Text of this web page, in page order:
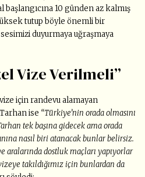
10 günden az kalmış
tutup böyle önemli bir
duyurmaya uğraşmaya
Vize Verilmeli”
için randevu alamayan
ise “Türkiye’nin orada olmasını
tek başına gidecek ama orada
nasıl biri atanacak bunlar belirsiz.
aralarında dostluk maçları yapıyorlar
takıldığımız için bunlardan da